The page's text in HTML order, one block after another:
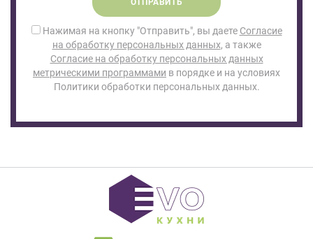
Нажимая на кнопку "Отправить", вы даете Согласие
на обработку персональных данных, а также
Согласие на обработку персональных данных
метрическими программами в порядке и на условиях
Политики обработки персональных данных.